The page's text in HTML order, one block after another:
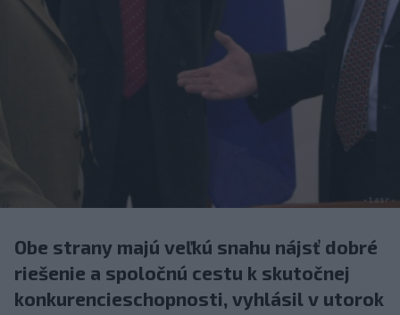
Obe strany majú veľkú snahu nájsť dobré
riešenie a spoločnú cestu k skutočnej
konkurencieschopnosti, vyhlásil v utorok